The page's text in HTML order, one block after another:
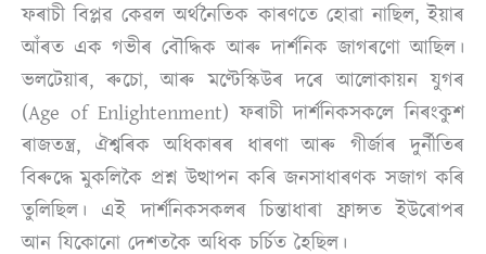
ফৰাচী বিপ্লৱ কেৱল অৰ্থনৈতিক কাৰণতে হোৱা নাছিল, ইয়াৰ
আঁৰত এক গভীৰ বৌদ্ধিক আৰু দাৰ্শনিক জাগৰণো আছিল।
ভলটেয়াৰ, ৰুচো, আৰু মণ্টেস্কিউৰ দৰে আলোকায়ন যুগৰ
(Age of Enlightenment) ফৰাচী দাৰ্শনিকসকলে নিৰংকুশ
ৰাজতন্ত্ৰ, ঐশ্বৰিক অধিকাৰৰ ধাৰণা আৰু গীৰ্জাৰ দুৰ্নীতিৰ
বিৰুদ্ধে মুকলিকৈ প্ৰশ্ন উত্থাপন কৰি জনসাধাৰণক সজাগ কৰি
তুলিছিল। এই দাৰ্শনিকসকলৰ চিন্তাধাৰা ফ্ৰান্সত ইউৰোপৰ
আন যিকোনো দেশতকৈ অধিক চৰ্চিত হৈছিল।